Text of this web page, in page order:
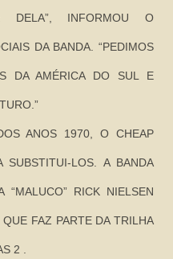
DELA”, INFORMOU O
DA BANDA. “PEDIMOS
DA AMÉRICA DO SUL E
ANOS 1970, O CHEAP
SUBSTITUI-LOS. A BANDA
“MALUCO” RICK NIELSEN
FAZ PARTE DA TRILHA
2 .